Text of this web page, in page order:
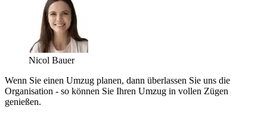
Nicol Bauer
Wenn Sie einen Umzug planen, dann überlassen Sie uns die
Organisation - so können Sie Ihren Umzug in vollen Zügen
genießen.